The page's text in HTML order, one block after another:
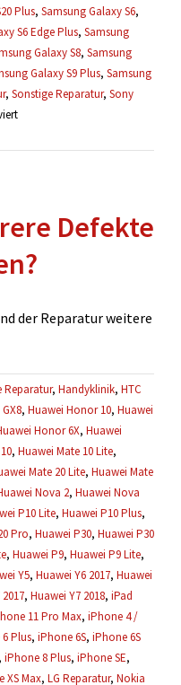
Plus, Samsung Galaxy S6,
S6 Edge Plus, Samsung
Galaxy S8, Samsung
Galaxy S9 Plus, Samsung
, Sonstige Reparatur, Sony
für
meine
Reparatur
verloren
gehen?
Defekte
der Reparatur weitere
Reparatur, Handyklinik, HTC
, Huawei Honor 10, Huawei
Honor 6X, Huawei
, Huawei Mate 10 Lite,
Mate 20 Lite, Huawei Mate
Nova 2, Huawei Nova
P10 Lite, Huawei P10 Plus,
Pro, Huawei P30, Huawei P30
, Huawei P9, Huawei P9 Lite,
Y5, Huawei Y6 2017, Huawei
, Huawei Y7 2018, iPad
11 Pro Max, iPhone 4 /
Plus, iPhone 6S, iPhone 6S
, iPhone 8 Plus, iPhone SE,
XS Max, LG Reparatur, Nokia